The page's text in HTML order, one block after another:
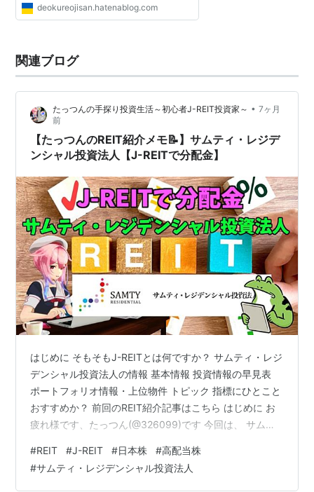
deokureojisan.hatenablog.com
関連ブログ
たっつんの手探り投資生活～初心者J-REIT投資家～ • 7ヶ月
前
【たっつんのREIT紹介メモ📝】サムティ・レジデ
ンシャル投資法人【J-REITで分配金】
はじめに そもそもJ-REITとは何ですか？ サムティ・レジ
デンシャル投資法人の情報 基本情報 投資情報の早見表
ポートフォリオ情報・上位物件 トピック 指標にひとこと
おすすめか？ 前回のREIT紹介記事はこちら はじめに お
疲れ様です、たっつん(@326099)です 今回は、 サムテ
と思います。 本ブログに目を通して頂くにあたり、主観
による感想も含むことを御理解の上、最終的な証券の売
#REIT #J-REIT #日本株 #高配当株
#サムティ・レジデンシャル投資法人